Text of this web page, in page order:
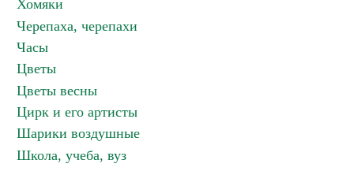
Хомяки
Черепаха, черепахи
Часы
Цветы
Цветы весны
Цирк и его артисты
Шарики воздушные
Школа, учеба, вуз